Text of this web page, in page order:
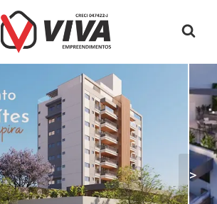
Página inicial
>